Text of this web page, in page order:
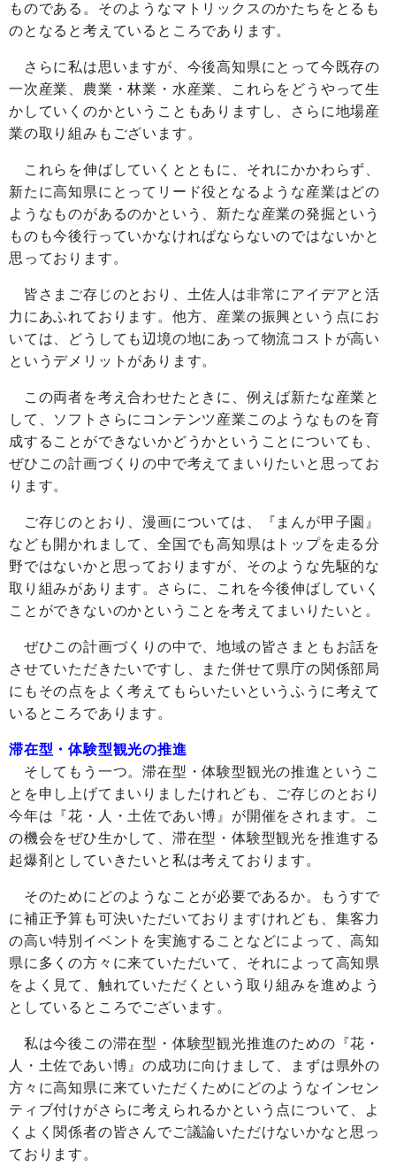
ものである。そのようなマトリックスのかたちをとるも
のとなると考えているところであります。
さらに私は思いますが、今後高知県にとって今既存の
一次産業、農業・林業・水産業、これらをどうやって生
かしていくのかということもありますし、さらに地場産
業の取り組みもございます。
これらを伸ばしていくとともに、それにかかわらず、
新たに高知県にとってリード役となるような産業はどの
ようなものがあるのかという、新たな産業の発掘という
ものも今後行っていかなければならないのではないかと
思っております。
皆さまご存じのとおり、土佐人は非常にアイデアと活
力にあふれております。他方、産業の振興という点にお
いては、どうしても辺境の地にあって物流コストが高い
というデメリットがあります。
この両者を考え合わせたときに、例えば新たな産業と
して、ソフトさらにコンテンツ産業このようなものを育
成することができないかどうかということについても、
ぜひこの計画づくりの中で考えてまいりたいと思ってお
ります。
ご存じのとおり、漫画については、『まんが甲子園』
なども開かれまして、全国でも高知県はトップを走る分
野ではないかと思っておりますが、そのような先駆的な
取り組みがあります。さらに、これを今後伸ばしていく
ことができないのかということを考えてまいりたいと。
ぜひこの計画づくりの中で、地域の皆さまともお話を
させていただきたいですし、また併せて県庁の関係部局
にもその点をよく考えてもらいたいというふうに考えて
いるところであります。
滞在型・体験型観光の推進
そしてもう一つ。滞在型・体験型観光の推進というこ
とを申し上げてまいりましたけれども、ご存じのとおり
今年は『花・人・土佐であい博』が開催をされます。こ
の機会をぜひ生かして、滞在型・体験型観光を推進する
起爆剤としていきたいと私は考えております。
そのためにどのようなことが必要であるか。もうすで
に補正予算も可決いただいておりますけれども、集客力
の高い特別イベントを実施することなどによって、高知
県に多くの方々に来ていただいて、それによって高知県
をよく見て、触れていただくという取り組みを進めよう
としているところでございます。
私は今後この滞在型・体験型観光推進のための『花・
人・土佐であい博』の成功に向けまして、まずは県外の
方々に高知県に来ていただくためにどのようなインセン
ティブ付けがさらに考えられるかという点について、よ
くよく関係者の皆さんでご議論いただけないかなと思っ
ております。